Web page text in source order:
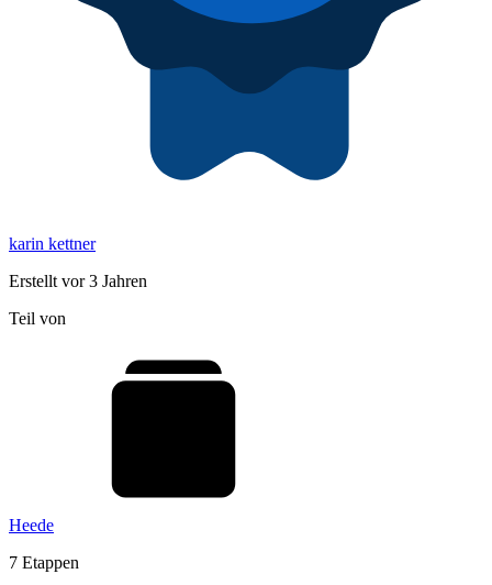
karin kettner
Erstellt vor 3 Jahren
Teil von
Heede
7 Etappen